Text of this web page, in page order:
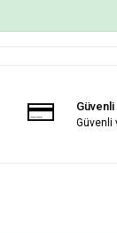
Güvenli
Güvenli